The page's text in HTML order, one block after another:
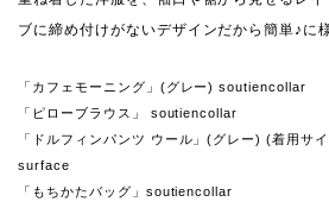
ブに締め付けがないデザインだから簡単♪に
「カフェモーニング」(グレー) soutiencollar
「ピローブラウス」 soutiencollar
「ドルフィンパンツ ウール」(グレー) (着用
surface
「もちかたバッグ」soutiencollar